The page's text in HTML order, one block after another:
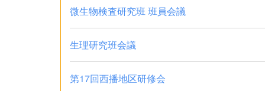
微生物検査研究班 班員会議
生理研究班会議
第17回西播地区研修会